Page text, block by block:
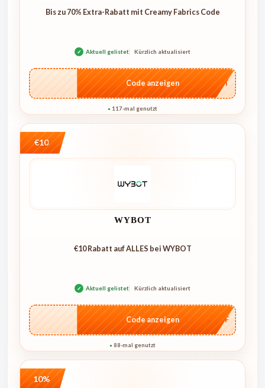
Bis zu 70% Extra-Rabatt mit Creamy Fabrics Code
✓ Aktuell gelistet Kürzlich aktualisiert
…CRET
Code anzeigen
● 117-mal genutzt
€10
WYBOT
€10 Rabatt auf ALLES bei WYBOT
✓ Aktuell gelistet Kürzlich aktualisiert
…AFF
Code anzeigen
● 88-mal genutzt
10%